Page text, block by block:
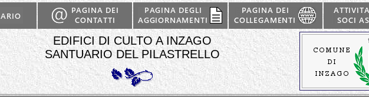
EDIFICI DI CULTO A INZAGO
SANTUARIO DEL PILASTRELLO